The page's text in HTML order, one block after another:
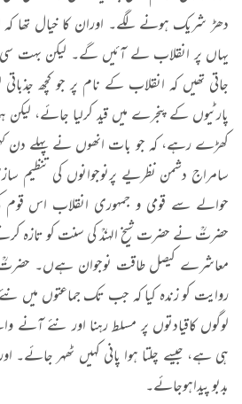
دھڑ شریک ہونے لگے۔ اوران کا خیال تھا کہ
یہاں پر انقلاب لے آئیں گے۔ لیکن بہت سی
جاتی تھیں کہ انقلاب کے نام پر جو کچھ جذباتی
پارٹیوں کے پنجرے میں قید کرلیا جائے،
کھڑے رہے، کہ جو بات انھوں نے پہلے دن
سامراج دشمن نظریے پرنوجوانوں کی تنظیم
حوالے سے قومی و جمہوری انقلاب اس قوم
حضرتؒ نے حضرت شیخ الہندؒ کی سنت کو تازہ
معاشرے کیصل طاقت نوجوان ہےں۔ حضرتؒ
روایت کو زندہ کیا کہ جب تک جماعتوں میں نئے
لوگوں کاقیادتوں پر مسلط رہنا اور نئے آنے
ہی ہے، جیسے چلتا ہوا پانی کہیں ٹھہر
بدبو پیداہوجائے۔